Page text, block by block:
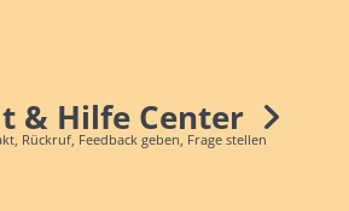
& Hilfe Center
Rückruf, Feedback geben, Frage stellen